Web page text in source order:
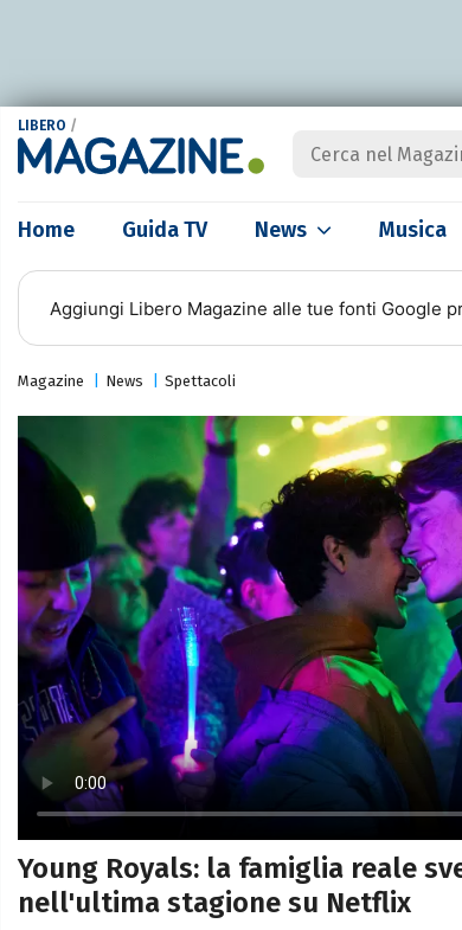
LIBERO /
Home Guida TV News Musica
Aggiungi Libero Magazine alle tue fonti Google
Magazine News Spettacoli
Young Royals: la famiglia reale
nell'ultima stagione su Netflix